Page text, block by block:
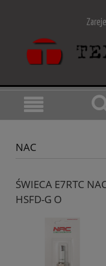
NAC
ŚWIECA E7RTC
HSFD-G O